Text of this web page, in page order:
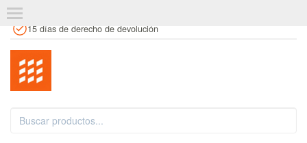
15 días de derecho de devolución